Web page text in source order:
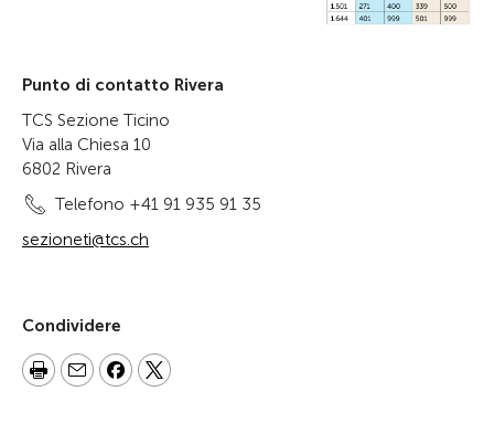
Punto di contatto Rivera
TCS Sezione Ticino
Via alla Chiesa 10
6802 Rivera
Telefono +41 91 935 91 35
sezioneti@tcs.ch
Condividere